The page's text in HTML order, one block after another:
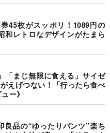
45枚がスッポリ！1089円の
和レトロなデザインがたまら
「まじ無限に食える」サイゼ
えげつない！「行ったら食べ
ー》
良品の“ゆったりパンツ”楽ち